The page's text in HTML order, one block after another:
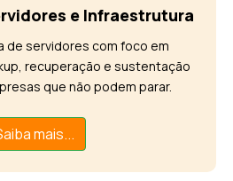
e Infraestrutura
de servidores com foco em
recuperação e sustentação
que não podem parar.
mais...